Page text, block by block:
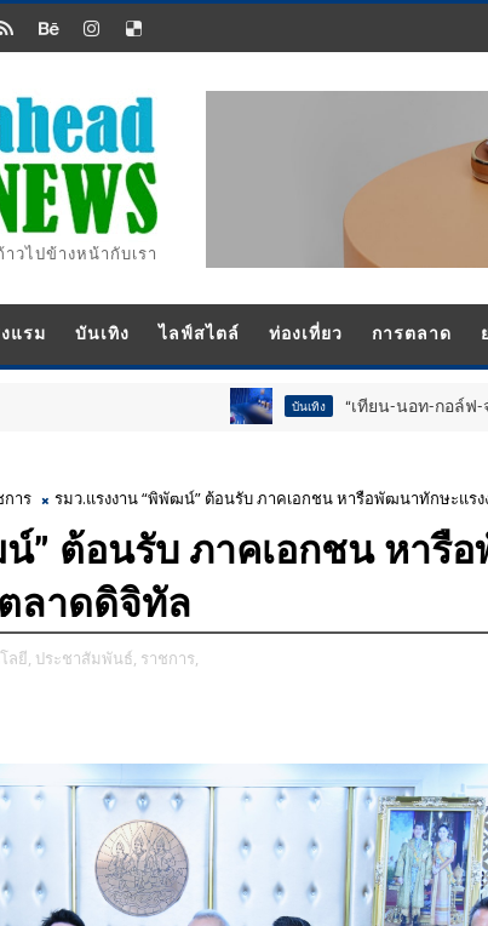
าวไปข้างหน้ากับเรา
แรม บันเทิง ไลฟ์สไตล์ ท่องเที่ยว การตลาด
“เทียน-นอท-กอล์ฟ-จำลอง-โฟล์ค” ร้อง
การ รมว.แรงงาน “พิพัฒน์” ต้อนรับ ภาคเอกชน หารือพัฒนาทักษะแร
” ต้อนรับ ภาคเอกชน หารื
ลาดดิจิทัล
ลยี, ประชาสัมพันธ์, ราชการ,